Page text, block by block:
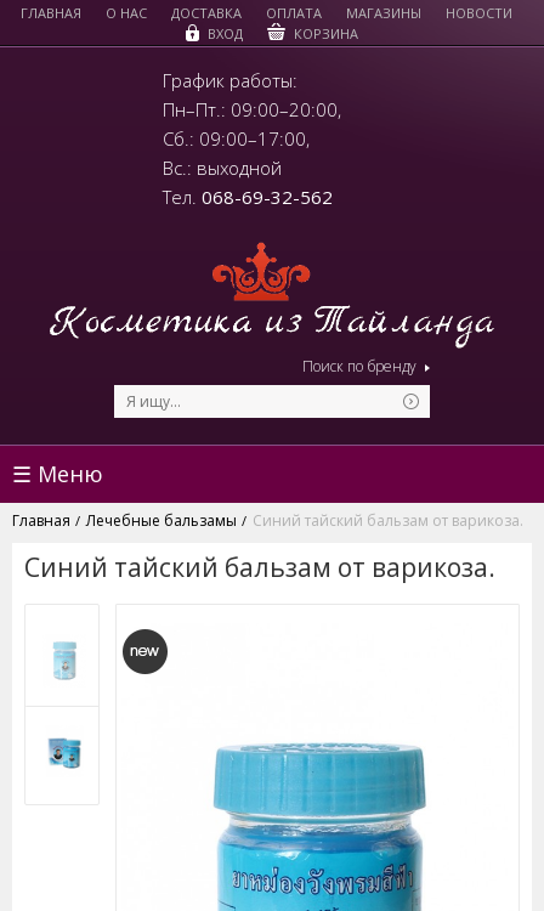
ГЛАВНАЯ О НАС ДОСТАВКА ОПЛАТА МАГАЗИНЫ
НОВОСТИ
ВХОД
КОРЗИНА
График работы:
Пн–Пт.: 09:00–20:00,
Сб.: 09:00–17:00,
Вс.: выходной
Тел. 068-69-32-562
Поиск по бренду
☰ Меню
Главная / Лечебные бальзамы / Синий тайский бальзам от варикоза.
Синий тайский бальзам от варикоза.